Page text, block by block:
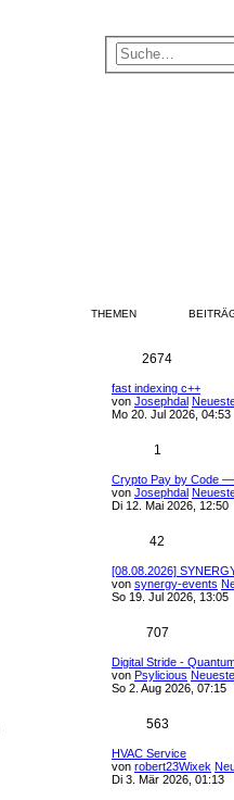
THEMEN
2674
fast indexing c++
von Josephdal
Mo 20. Jul 2026, 04:53
1
Crypto Pay by Code —
von Josephdal
Di 12. Mai 2026, 12:50
42
[08.08.2026]
von synergy-events
So 19. Jul 2026, 13:05
707
Digital Stride -
von Psylicious
So 2. Aug 2026, 07:15
563
HVAC Service
von robert23Wixek
Di 3. Mär 2026, 01:13